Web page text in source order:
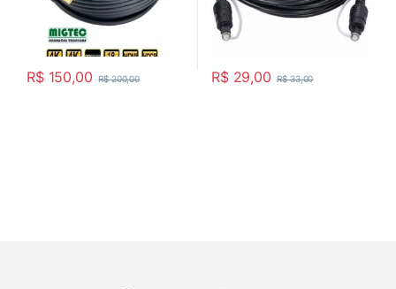
R$150,00 R$200,00 R$29,00 R$33,00